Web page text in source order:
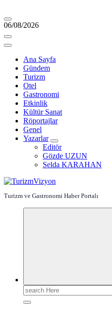
06/08/2026
Ana Sayfa
Gündem
Turizm
Otel
Gastronomi
Etkinlik
Kültür Sanat
Röportajlar
Genel
Yazarlar
Editör
Gözde UZUN
Selda KARAHAN
Turizm ve Gastronomi Haber Portalı
Search
for: